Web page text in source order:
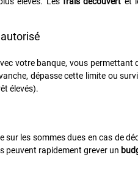
votre banque, vous permettant
dépasse cette limite ou
élevés).
les sommes dues en cas de
peuvent rapidement grever un